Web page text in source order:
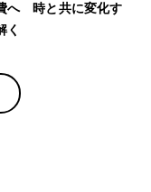
へ 時と共に変化す
く